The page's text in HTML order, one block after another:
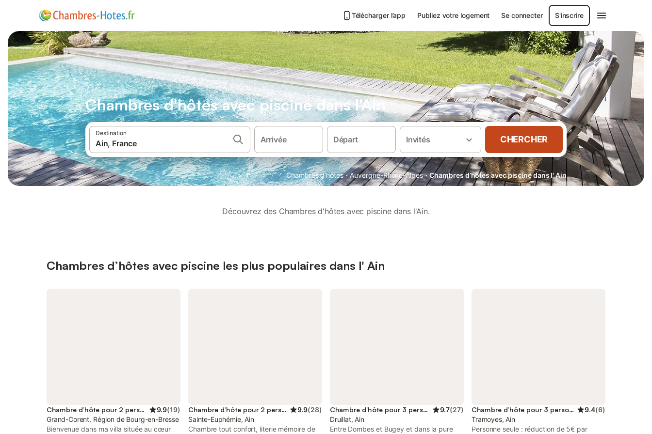
Télécharger l’app Publiez votre logement Se connecter S'inscrire
Chambres d'hôtes avec piscine dans l'Ain
Destination
Arrivée Départ Invités CHERCHER
Chambres d'hôtes · Auvergne-Rhône-Alpes · Chambres d’hôtes avec piscine dans l' Ain
Découvrez des Chambres d'hôtes avec piscine dans l'Ain.
Chambres d’hôtes avec piscine les plus populaires dans l' Ain
Chambre d’hôte pour 2 personnes 9.9(19)
Grand-Corent, Région de Bourg-en-Bresse
Bienvenue dans ma villa située au cœur
Chambre d’hôte pour 2 personnes 9.9(28)
Sainte-Euphémie, Ain
Chambre tout confort, literie mémoire de
Chambre d’hôte pour 3 personnes 9.7(27)
Druillat, Ain
Entre Dombes et Bugey et dans la pure
Chambre d’hôte pour 3 personnes 9.4(6)
Tramoyes, Ain
Personne seule : réduction de 5€ par